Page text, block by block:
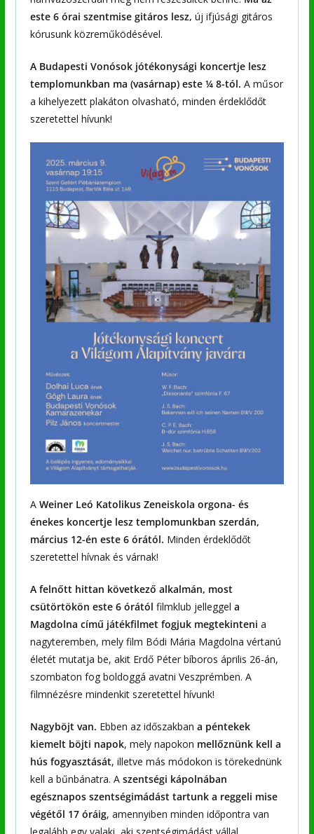
este 6 órai szentmise gitáros lesz, új ifjúsági gitáros
kórusunk közreműködésével.
A Budapesti Vonósok jótékonysági koncertje lesz
templomunkban ma (vasárnap) este ¼ 8-tól. A műsor
a kihelyezett plakáton olvasható, minden érdeklődőt
szeretettel hívunk!
AWeiner Leó Katolikus Zeneiskola orgona- és
énekes koncertje lesz templomunkban szerdán,
március 12-én este 6 órától. Minden érdeklődőt
szeretettel hívnak és várnak!
A felnőtt hittan következő alkalmán, most
csütörtökön este 6 órától filmklub jelleggel a
Magdolna című játékfilmet fogjuk megtekinteni a
nagyteremben, mely film Bódi Mária Magdolna vértanú
életét mutatja be, akit Erdő Péter bíboros április 26-án,
szombaton fog boldoggá avatni Veszprémben. A
filmnézésre mindenkit szeretettel hívunk!
Nagyböjt van. Ebben az időszakban a péntekek
kiemelt böjti napok, mely napokon mellőznünk kell a
hús fogyasztását, illetve más módokon is törekednünk
kell a bűnbánatra. A szentségi kápolnában
egésznapos szentségimádást tartunk a reggeli mise
végétől 17 óráig, amennyiben minden időpontra van
legalább egy valaki, aki szentségimádást vállal.